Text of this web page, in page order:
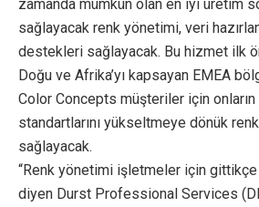
zamanda mümkün olan en iyi üretim
sağlayacak renk yönetimi, veri
destekleri sağlayacak. Bu hizmet ilk
Doğu ve Afrika’yı kapsayan EMEA
Color Concepts müşteriler için
standartlarını yükseltmeye dönük
sağlayacak.
“Renk yönetimi işletmeler için gittikçe
diyen Durst Professional Services